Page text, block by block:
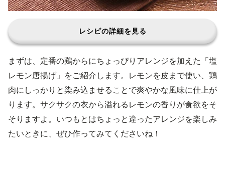
レシピの詳細を見る
まずは、定番の鶏からにちょっぴりアレンジを加えた「塩
レモン唐揚げ」をご紹介します。レモンを皮まで使い、鶏
肉にしっかりと染み込ませることで爽やかな風味に仕上が
ります。サクサクの衣から溢れるレモンの香りが食欲をそ
そりますよ。いつもとはちょっと違ったアレンジを楽しみ
たいときに、ぜひ作ってみてくださいね！